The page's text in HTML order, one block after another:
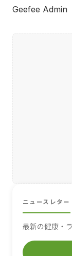
Geefee Admin
ニュースレター
最新の健康・